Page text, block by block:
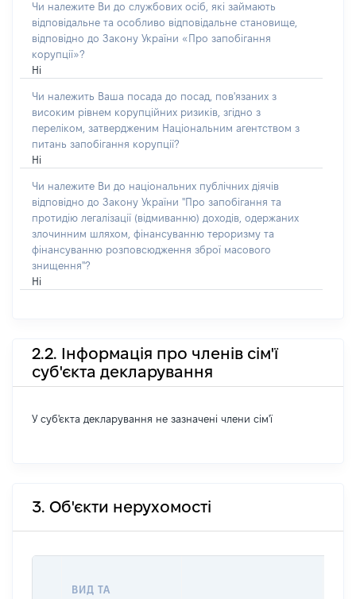
Чи належите Ви до службових осіб, які займають
відповідальне та особливо відповідальне становище,
відповідно до Закону України «Про запобігання
корупції»?
Ні
Чи належить Ваша посада до посад, пов'язаних з
високим рівнем корупційних ризиків, згідно з
переліком, затвердженим Національним агентством з
питань запобігання корупції?
Ні
Чи належите Ви до національних публічних діячів
відповідно до Закону України "Про запобігання та
протидію легалізації (відмиванню) доходів, одержаних
злочинним шляхом, фінансуванню тероризму та
фінансуванню розповсюдження зброї масового
знищення"?
Ні
2.2. Інформація про членів сім'ї
суб'єкта декларування
У суб'єкта декларування не зазначені члени сім'ї
3. Об'єкти нерухомості
ВИД ТА